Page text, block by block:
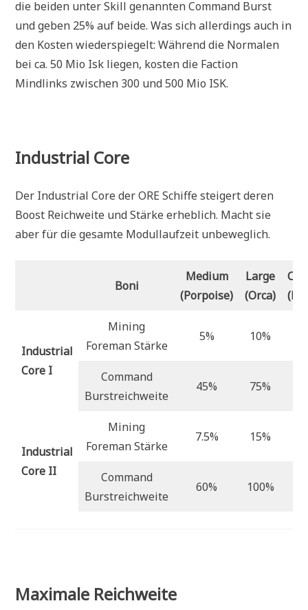
die beiden unter Skill genannten Command Burst
und geben 25% auf beide. Was sich allerdings auch in
den Kosten wiederspiegelt: Während die Normalen
bei ca. 50 Mio Isk liegen, kosten die Faction
Mindlinks zwischen 300 und 500 Mio ISK.
Industrial Core
Der Industrial Core der ORE Schiffe steigert deren
Boost Reichweite und Stärke erheblich. Macht sie
aber für die gesamte Modullaufzeit unbeweglich.
Boni
Medium
(Porpoise)
Large
(Orca)
Industrial
Core I
Mining
Foreman Stärke
5% 10%
Command
Burstreichweite
45% 75%
Industrial
Core II
Mining
Foreman Stärke
7.5% 15%
Command
Burstreichweite
60% 100%
Maximale Reichweite